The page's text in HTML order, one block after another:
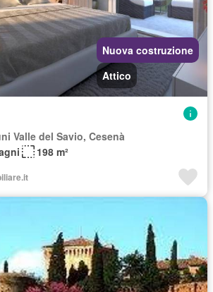
Nuova costruzione
Attico
Valle del Savio, Cesenà
198 m²